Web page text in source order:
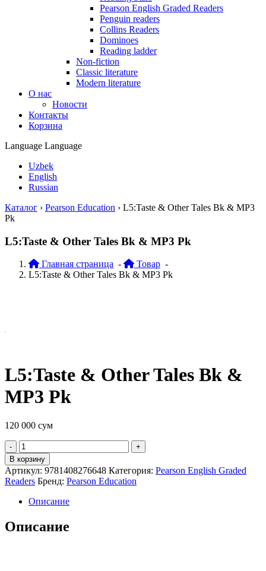
Pearson English Graded Readers
Penguin readers
Collins Readers
Dominoes
Reading ladder
Non-fiction
Classic literature
Modern literature
О нас
Новости
Контакты
Корзина
Language Language
Uzbek
English
Russian
Каталог › Pearson Education › L5:Taste & Other Tales Bk & MP3
Pk
L5:Taste & Other Tales Bk & MP3 Pk
Главная страница - Товар -
L5:Taste & Other Tales Bk & MP3 Pk
L5:Taste & Other Tales Bk &
MP3 Pk
120 000 сум
Quantity
В корзину
Артикул: 9781408276648 Категория: Pearson English Graded
Readers Бренд: Pearson Education
Описание
Описание